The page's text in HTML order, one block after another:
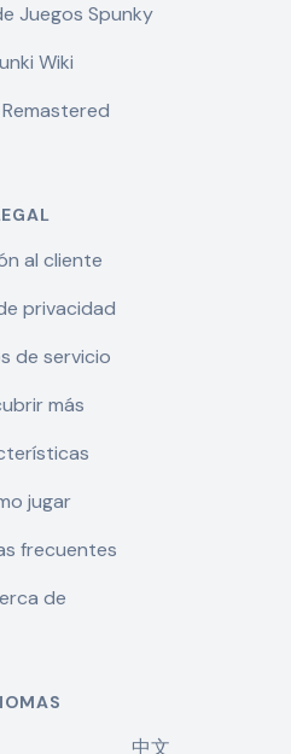
Juegos Spunky
Wiki
al cliente
privacidad
de servicio
más
jugar
frecuentes
de
中文